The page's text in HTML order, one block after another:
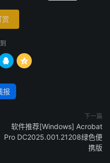
赏
 
报
下一篇
软件推荐[Windows] Acrobat
Pro DC2025.001.21208绿色便
携版